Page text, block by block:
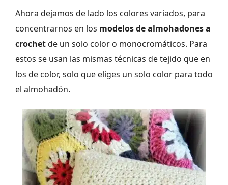
Ahora dejamos de lado los colores variados, para
concentrarnos en los modelos de almohadones a
crochetde un solo color o monocromáticos. Para
estos se usan las mismas técnicas de tejido que en
los de color, solo que eliges un solo color para todo
el almohadón.